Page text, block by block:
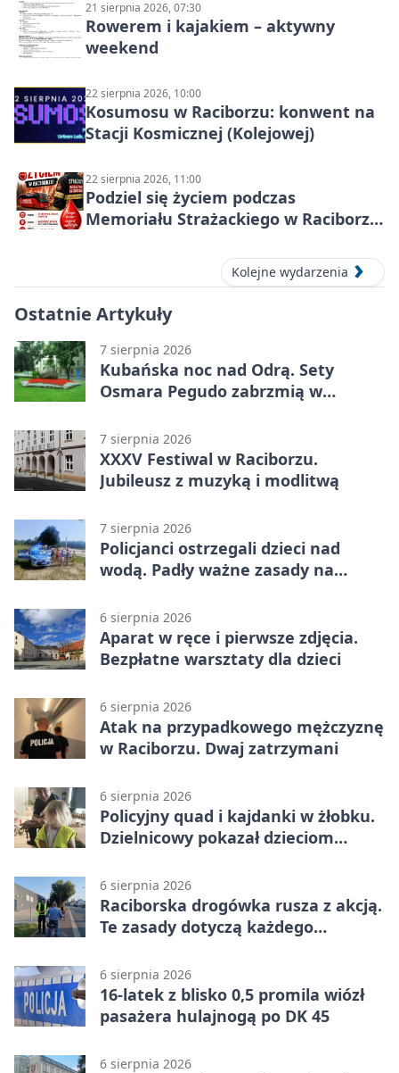
21 sierpnia 2026, 07:30
Rowerem i kajakiem – aktywny
weekend
22 sierpnia 2026, 10:00
Kosumosu w Raciborzu: konwent na
Stacji Kosmicznej (Kolejowej)
22 sierpnia 2026, 11:00
Podziel się życiem podczas
Memoriału Strażackiego w Raciborzu
Kolejne wydarzenia
Ostatnie Artykuły
7 sierpnia 2026
Kubańska noc nad Odrą. Sety
Osmara Pegudo zabrzmią w
7 sierpnia 2026
XXXV Festiwal w Raciborzu.
Jubileusz z muzyką i modlitwą
7 sierpnia 2026
Policjanci ostrzegali dzieci nad
wodą. Padły ważne zasady na
6 sierpnia 2026
Aparat w ręce i pierwsze zdjęcia.
Bezpłatne warsztaty dla dzieci
6 sierpnia 2026
Atak na przypadkowego mężczyznę
w Raciborzu. Dwaj zatrzymani
6 sierpnia 2026
Policyjny quad i kajdanki w żłobku.
Dzielnicowy pokazał dzieciom
6 sierpnia 2026
Raciborska drogówka rusza z akcją.
Te zasady dotyczą każdego
6 sierpnia 2026
16-latek z blisko 0,5 promila wiózł
pasażera hulajnogą po DK 45
6 sierpnia 2026